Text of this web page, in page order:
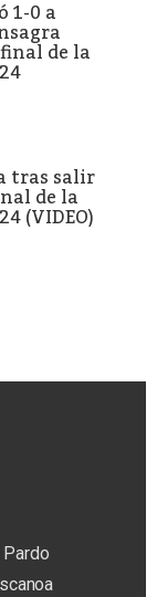
1-0 a
de la
tras salir
de la
(VIDEO)